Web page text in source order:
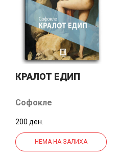
КРАЛОТ ЕДИП
Софокле
200 ден.
НЕМА НА ЗАЛИХА